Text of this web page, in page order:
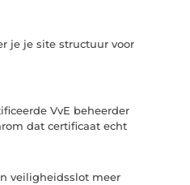
je je site structuur voor
VvE beheerder
dat certificaat echt
veiligheidsslot meer